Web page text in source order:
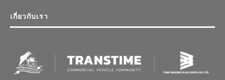
เกี่ยวกับเรา